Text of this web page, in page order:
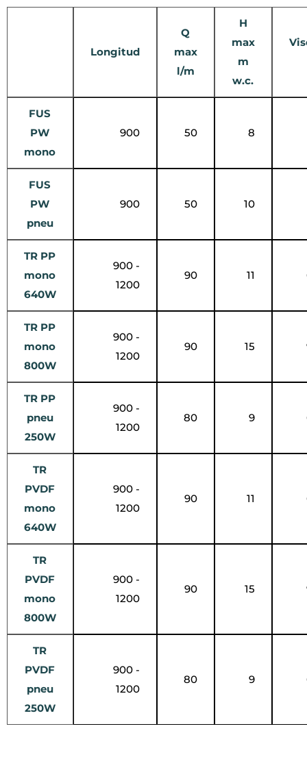
Longitud
Q
max
l/m
H
max
m
w.c.
FUS
PW
mono
900 50 8
FUS
PW
pneu
900 50 10
TR PP
mono
640W
900 -
1200
90 11
TR PP
mono
800W
900 -
1200
90 15
TR PP
pneu
250W
900 -
1200
80 9
TR
PVDF
mono
640W
900 -
1200
90 11
TR
PVDF
mono
800W
900 -
1200
90 15
TR
PVDF
pneu
250W
900 -
1200
80 9